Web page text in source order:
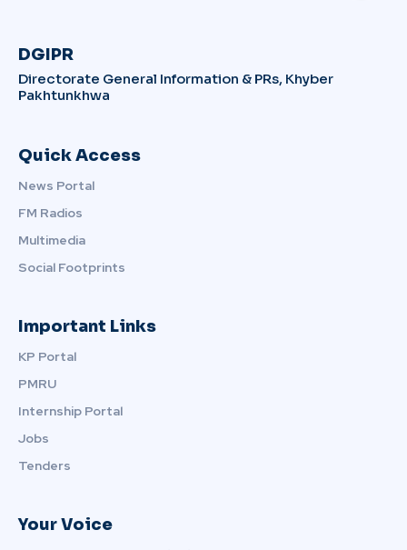
DGIPR
Directorate General Information & PRs, Khyber
Pakhtunkhwa
Quick Access
News Portal
FM Radios
Multimedia
Social Footprints
Important Links
KP Portal
PMRU
Internship Portal
Jobs
Tenders
Your Voice